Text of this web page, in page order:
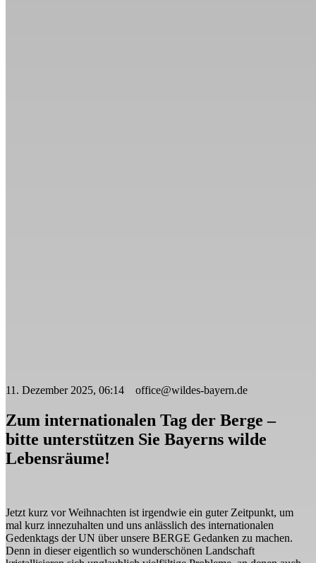
11. Dezember 2025, 06:14 office@wildes-bayern.de
Zum internationalen Tag der Berge –
bitte unterstützen Sie Bayerns wilde
Lebensräume!
Jetzt kurz vor Weihnachten ist irgendwie ein guter Zeitpunkt, um
mal kurz innezuhalten und uns anlässlich des internationalen
Gedenktags der UN über unsere BERGE Gedanken zu machen.
Denn in dieser eigentlich so wunderschönen Landschaft